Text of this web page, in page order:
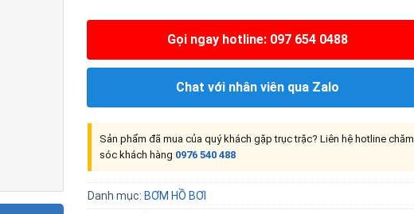
Gọi ngay hotline: 097 654 0488
Chat với nhân viên qua Zalo
Sản phẩm đã mua của quý khách gặp trục trặc? Liên hệ hotline chăm
sóc khách hàng 0976 540 488
Danh mục: BƠM HỒ BƠI